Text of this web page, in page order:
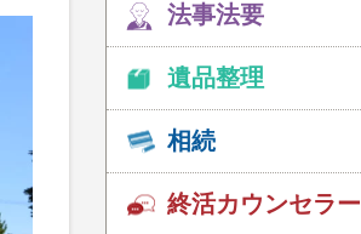
法事法要
遺品整理
相続
終活カウンセラー